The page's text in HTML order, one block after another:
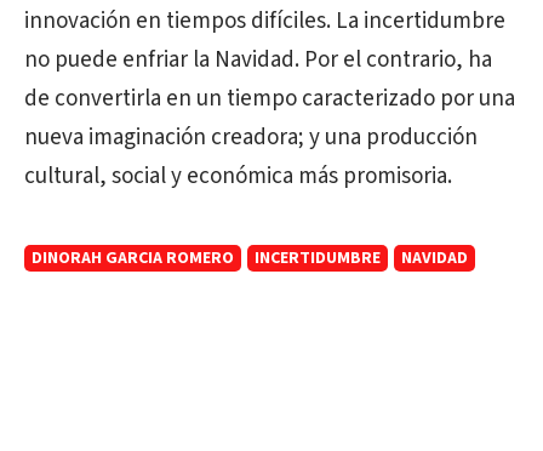
innovación en tiempos difíciles. La incertidumbre
no puede enfriar la Navidad. Por el contrario, ha
de convertirla en un tiempo caracterizado por una
nueva imaginación creadora; y una producción
cultural, social y económica más promisoria.
DINORAH GARCIA ROMERO INCERTIDUMBRE NAVIDAD